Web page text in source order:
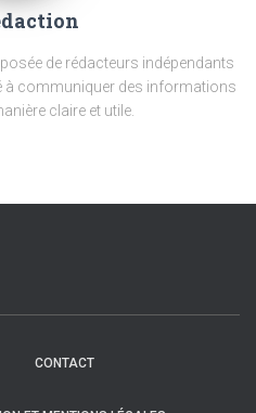
de rédacteurs indépendants
à communiquer des informations
claire et utile.
CONTACT